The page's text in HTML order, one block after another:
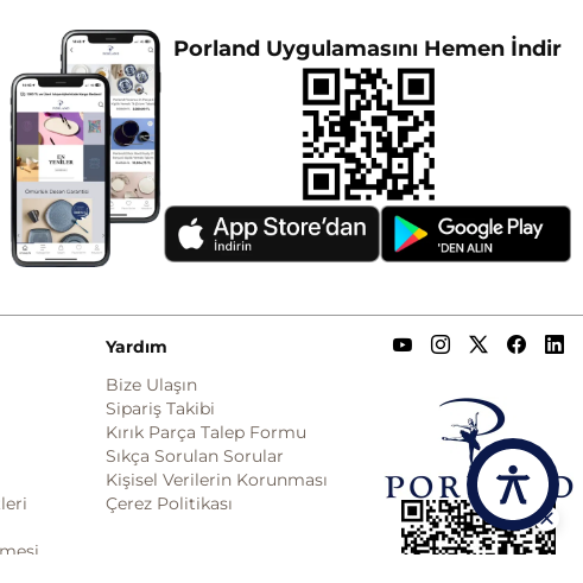
Porland Uygulamasını Hemen İndir
Yardım
Bize Ulaşın
Sipariş Takibi
Kırık Parça Talep Formu
Sıkça Sorulan Sorular
Kişisel Verilerin Korunması
Çerez Politikası